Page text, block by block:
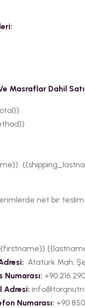
Masraflar Dahil
net bir
Atatürk Mah,
Numarası: +90 216
Adresi:
Numarası: +90